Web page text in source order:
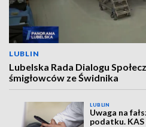
LUBLIN
Lubelska Rada Dialogu
śmigłowców ze Świdnika
LUBLIN
Uwaga na
podatku.